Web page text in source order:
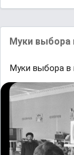
Mуки выбopa
Mуки выбopa в